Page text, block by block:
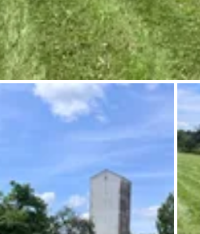
Consejos e inspiración
Historias
Cupones
Tienda
Contacto